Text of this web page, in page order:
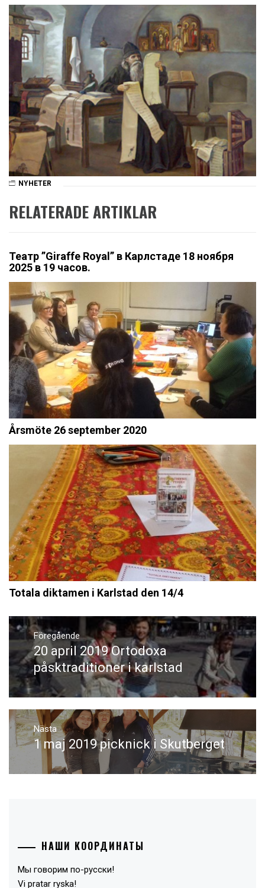
NYHETER
RELATERADE ARTIKLAR
Театр ”Giraffe Royal” в Карлстаде 18 ноября
2025 в 19 часов.
Årsmöte 26 september 2020
Totala diktamen i Karlstad den 14/4
Inläggsnavigering
Föregående
Föregående
inlägg:
20 april 2019 Ortodoxa
påsktraditioner i karlstad
Nästa
Nästa
inlägg:
1 maj 2019 picknick i Skutberget
НАШИ КООРДИНАТЫ
Мы говорим по-русски!
Vi pratar ryska!